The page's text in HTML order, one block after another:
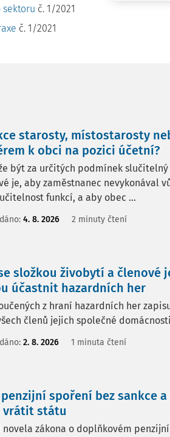
sektoru č. 1/2021
č. 1/2021
starosty, místostarosty
k obci na pozici účetní?
být za určitých podmínek
je, aby zaměstnanec nevykonával
funkcí, a aby obec ...
4. 8. 2026 2 minuty čtení
složkou živobytí a členové
účastnit hazardních her
z hraní hazardních her
členů jejich společné
2. 8. 2026 1 minuta čtení
spoření bez sankce
vrátit státu
novela zákona o doplňkovém